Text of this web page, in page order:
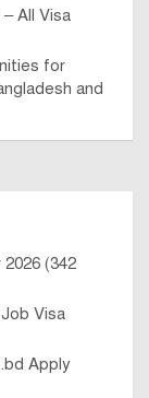
All Visa
for
and
(342
Visa
Apply